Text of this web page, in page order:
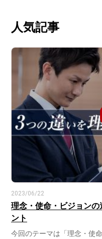
人気記事
2023/06/22
理念・使命・ビジョン
ント
今回のテーマは「理念・使